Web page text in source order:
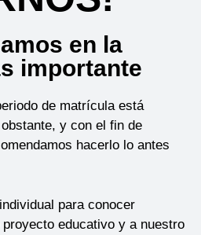
en la
importante
de matrícula está
y con el fin de
hacerlo lo antes
para conocer
educativo y a nuestro